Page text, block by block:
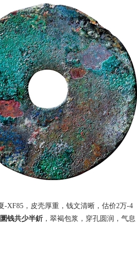
XF85，皮壳厚重，钱文清晰，估价2万-4
钱共少半釿 ，翠褐包浆，穿孔圆润，气息